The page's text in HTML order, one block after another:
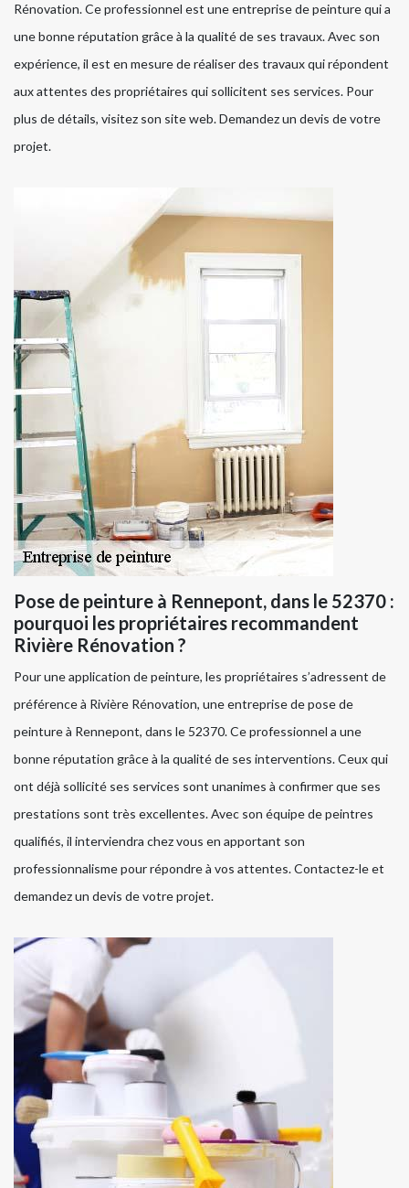
Rénovation. Ce professionnel est une entreprise de peinture qui a
une bonne réputation grâce à la qualité de ses travaux. Avec son
expérience, il est en mesure de réaliser des travaux qui répondent
aux attentes des propriétaires qui sollicitent ses services. Pour
plus de détails, visitez son site web. Demandez un devis de votre
projet.
Pose de peinture à Rennepont, dans le 52370 :
pourquoi les propriétaires recommandent
Rivière Rénovation ?
Pour une application de peinture, les propriétaires s’adressent de
préférence à Rivière Rénovation, une entreprise de pose de
peinture à Rennepont, dans le 52370. Ce professionnel a une
bonne réputation grâce à la qualité de ses interventions. Ceux qui
ont déjà sollicité ses services sont unanimes à confirmer que ses
prestations sont très excellentes. Avec son équipe de peintres
qualifiés, il interviendra chez vous en apportant son
professionnalisme pour répondre à vos attentes. Contactez-le et
demandez un devis de votre projet.